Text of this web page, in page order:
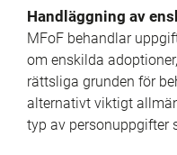
Handläggning av
MFoF behandlar
om enskilda
rättsliga grunden för
alternativt viktigt
typ av personuppgifter